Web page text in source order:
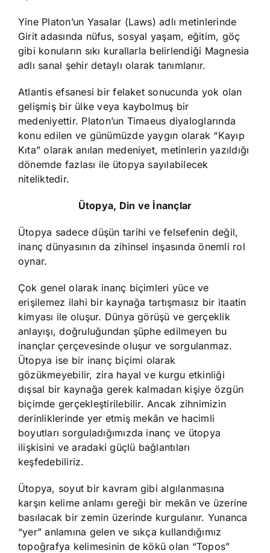
Yine Platon’un Yasalar (Laws) adlı metinlerinde
Girit adasında nüfus, sosyal yaşam, eğitim, göç
gibi konuların sıkı kurallarla belirlendiği Magnesia
adlı sanal şehir detaylı olarak tanımlanır.
Atlantis efsanesi bir felaket sonucunda yok olan
gelişmiş bir ülke veya kaybolmuş bir
medeniyettir. Platon’un Timaeus diyaloglarında
konu edilen ve günümüzde yaygın olarak “Kayıp
Kıta” olarak anılan medeniyet, metinlerin yazıldığı
dönemde fazlası ile ütopya sayılabilecek
niteliktedir.
Ütopya, Din ve İnançlar
Ütopya sadece düşün tarihi ve felsefenin değil,
inanç dünyasının da zihinsel inşasında önemli rol
oynar.
Çok genel olarak inanç biçimleri yüce ve
erişilemez ilahi bir kaynağa tartışmasız bir itaatin
kimyası ile oluşur. Dünya görüşü ve gerçeklik
anlayışı, doğruluğundan şüphe edilmeyen bu
inançlar çerçevesinde oluşur ve sorgulanmaz.
Ütopya ise bir inanç biçimi olarak
gözükmeyebilir, zira hayal ve kurgu etkinliği
dışsal bir kaynağa gerek kalmadan kişiye özgün
biçimde gerçekleştirilebilir. Ancak zihnimizin
derinliklerinde yer etmiş mekân ve hacimli
boyutları sorguladığımızda inanç ve ütopya
ilişkisini ve aradaki güçlü bağlantıları
keşfedebiliriz.
Ütopya, soyut bir kavram gibi algılanmasına
karşın kelime anlamı gereği bir mekân ve üzerine
basılacak bir zemin üzerinde kurgulanır. Yunanca
“yer” anlamına gelen ve sıkça kullandığımız
topoğrafya kelimesinin de kökü olan “Topos”